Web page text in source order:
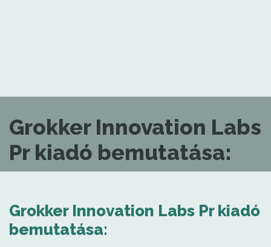
Grokker Innovation Labs
Pr kiadó bemutatása:
Grokker Innovation Labs Pr kiadó
bemutatása: